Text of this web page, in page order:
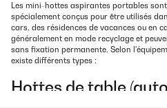
Les mini-hottes aspirantes portables
spécialement conçus pour être utilisés
cars, des résidences de vacances ou en
généralement en mode recyclage et
sans fixation permanente. Selon
existe différents types :
Hottes de table